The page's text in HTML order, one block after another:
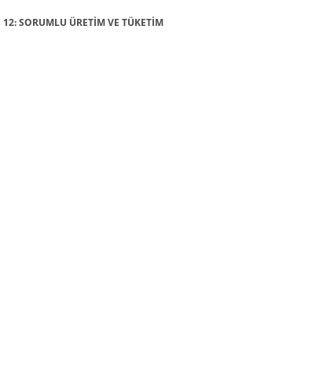
SORUMLU ÜRETİM VE TÜKETİM